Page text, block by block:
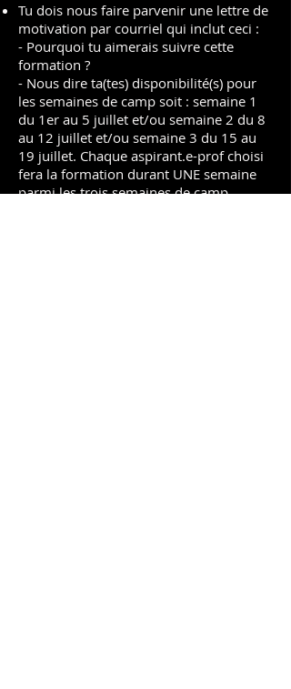
Tu dois nous faire parvenir une lettre de
motivation par courriel qui inclut ceci :
​- Pourquoi tu aimerais suivre cette
formation ?
- Nous dire ta(tes) disponibilité(s) pour
les semaines de camp soit : semaine 1
du 1er au 5 juillet et/ou semaine 2 du 8
au 12 juillet et/ou semaine 3 du 15 au
19 juillet. Chaque aspirant.e-prof choisi
fera la formation durant UNE semaine
parmi les trois semaines de camp.